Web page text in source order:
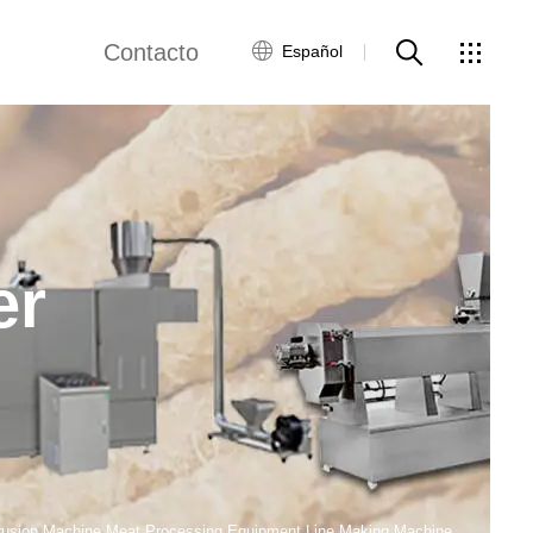
Contacto
Red global
Servicio al Cliente
Contacta con
nosotros
Español
Línea de producción de snacks fritos
de producción de copos de maíz
de producción de bocadillos
Line modified starch production line
Line Microwave Drying Machine
envasado de alimentos